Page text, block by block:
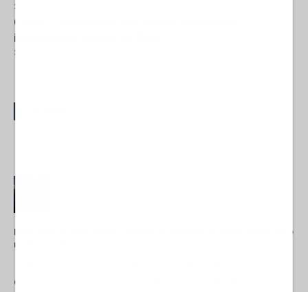
31 Luglio 2026 12:00
Ceuta, 3 punti fermi per evitare confusioni
ideologiche (di Andrea Zhok)
31 Luglio 2026 12:00
Ma perché Donald Trump continua ad insultare l'Italia? La risposta è
molto semplice
democrazia del mondo, che fa allusioni sessuali persino ai figli,